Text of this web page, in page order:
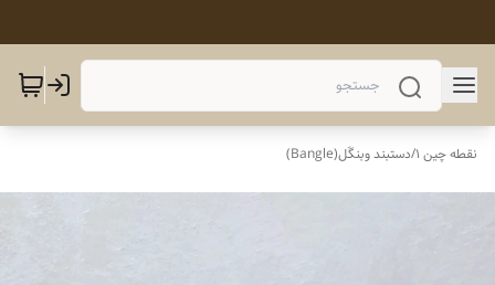
نقطه چین 1 /دستبند وبنگَل(Bangle)